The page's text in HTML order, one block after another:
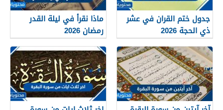
جدول ختم القران في عشر
ذي الحجة 2026
ماذا نقرأ في ليلة القدر
رمضان 2026